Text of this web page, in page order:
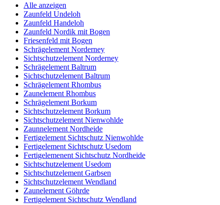
Alle anzeigen
Zaunfeld Undeloh
Zaunfeld Handeloh
Zaunfeld Nordik mit Bogen
Friesenfeld mit Bogen
Schrägelement Norderney
Sichtschutzelement Norderney
Schrägelement Baltrum
Sichtschutzelement Baltrum
Schrägelement Rhombus
Zaunelement Rhombus
Schrägelement Borkum
Sichtschutzelement Borkum
Sichtschutzelement Nienwohlde
Zaunnelement Nordheide
Fertigelement Sichtschutz Nienwohlde
Fertigelement Sichtschutz Usedom
Fertigelemenent Sichtschutz Nordheide
Sichtschutzelement Usedom
Sichtschutzelement Garbsen
Sichtschutzelement Wendland
Zaunelement Göhrde
Fertigelement Sichtschutz Wendland